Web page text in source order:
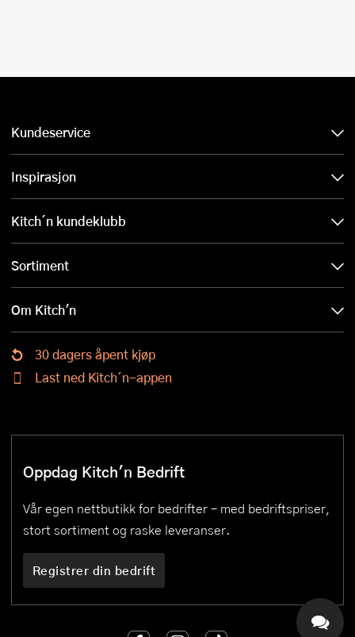
Kundeservice
Inspirasjon
Kitch´n kundeklubb
Sortiment
Om Kitch'n
30 dagers åpent kjøp
Last ned Kitch´n-appen
Oppdag Kitch'n Bedrift
Vår egen nettbutikk for bedrifter – med bedriftspriser,
stort sortiment og raske leveranser.
Registrer din bedrift